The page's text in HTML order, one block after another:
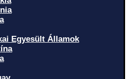
Egyesült Államok